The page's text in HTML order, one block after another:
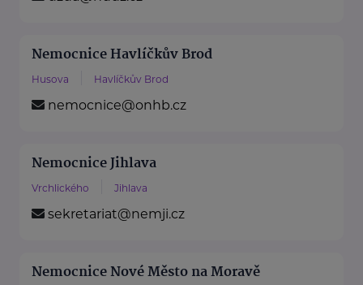
Nemocnice Havlíčkův Brod
Husova Havlíčkův Brod
nemocnice@onhb.cz
Nemocnice Jihlava
Vrchlického Jihlava
sekretariat@nemji.cz
Nemocnice Nové Město na Moravě